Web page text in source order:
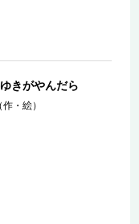
きがやんだら
・絵）